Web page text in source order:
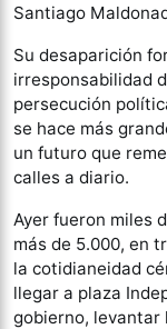
Santiago
Su desaparición
irresponsabilidad
persecución
se hace más
un futuro que
calles a diario.
Ayer fueron miles
más de 5.000, en
la cotidianeidad
llegar a plaza
gobierno, levantar